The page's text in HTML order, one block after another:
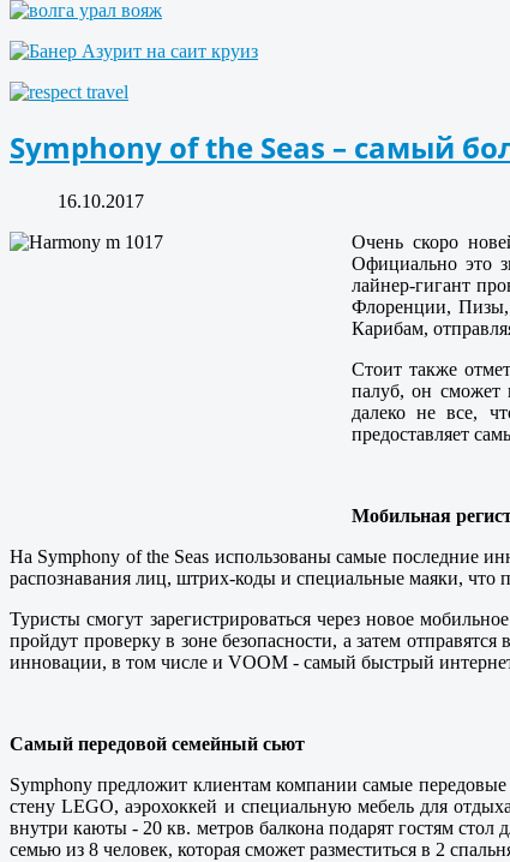
Symphony of the Seas – самый
16.10.2017
Очень скоро
Официально это
лайнер-гигант
Флоренции,
Карибам,
Стоит также
палуб, он сможет
далеко не все,
предоставляет
Мобильная
На Symphony of the Seas использованы самые последние
распознавания лиц, штрих-коды и специальные маяки, что
Туристы смогут зарегистрироваться через новое
пройдут проверку в зоне безопасности, а затем
инновации, в том числе и VOOM - самый быстрый
Самый передовой семейный сьют
Symphony предложит клиентам компании самые
стену LEGO, аэрохоккей и специальную мебель для
внутри каюты - 20 кв. метров балкона подарят гостям
семью из 8 человек, которая сможет разместиться в 2